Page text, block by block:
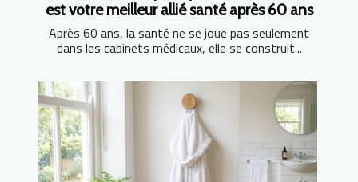
est votre meilleur allié santé après 60 ans
Après 60 ans, la santé ne se joue pas seulement
dans les cabinets médicaux, elle se construit...